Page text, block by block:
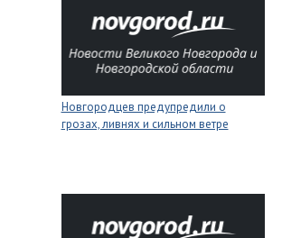
Новгородцев предупредили о
грозах, ливнях и сильном ветре